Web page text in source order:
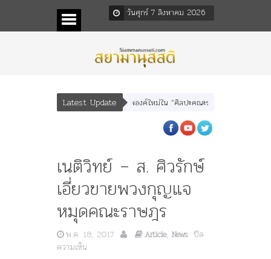
วันศุกร์ 7 สิงหาคม 2026
Latest Update
” และ “เทพีรัฐธรรมนูญ” เทพองค์ใหม่ใน “ศิลปะคณะราษฎร”
เนติวิทย์ – ส. ศิวรักษ์
เอี่ยวขายพวงกุญแจ
หมุดคณะราษฎร
พ.ค. 18, 2017 Article, News ปิด
ความเห็น